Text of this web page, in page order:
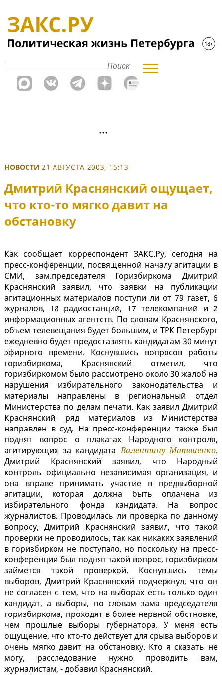
НОВОСТИ 21 АВГУСТА 2003, 15:13
Дмитрий Краснянский ощущает,
что кто-то мягко давит на
обстановку
Как сообщает корреспондент ЗАКС.Ру, сегодня на
пресс-конференции, посвященной началу агитации в
СМИ, зам.председателя Горизбиркома Дмитрий
Краснянский заявил, что заявки на публикации
агитационных материалов поступи ли от 79 газет, 6
журналов, 18 радиостанций, 17 телекомпаний и 2
информационных агентств. По словам Краснянского,
объем телевещания будет большим, и ТРК Петербург
ежедневно будет предоставлять кандидатам 30 минут
эфирного времени. Коснувшись вопросов работы
горизбиркома, Краснянский отметил, что
горизбиркомом было рассмотрено около 30 жалоб на
нарушения избирательного законодательства и
материалы направлены в региональный отдел
Министерства по делам печати. Как заявил Дмитрий
Краснянский, ряд материалов из Министерства
направлен в суд. На пресс-конференции также был
поднят вопрос о плакатах Народного контроля,
агитирующих за кандидатаВалентину Матвиенко.
Дмитрий Краснянский заявил, что Народный
контроль официально независимая организация, и
она вправе принимать участие в предвыборной
агитации, которая должна быть оплачена из
избирательного фонда кандидата. На вопрос
журналистов. Проводилась ли проверка по данному
вопросу, Дмитрий Краснянский заявил, что такой
проверки не проводилось, так как никаких заявлений
в горизбирком не поступало, но поскольку на пресс-
конференции был поднят такой вопрос, горизбирком
займется такой проверкой. Коснувшись темы
выборов, Дмитрий Краснянский подчеркнул, что он
не согласен с тем, что на выборах есть только один
кандидат, а выборы, по словам зама председателя
горизбиркома, проходят в более нервной обстновке,
чем прошлые выборы губернатора. У меня есть
ощущение, что кто-то действует для срыва выборов и
очень мягко давит на обстановку. Кто я сказать не
могу, расследование нужно проводить вам,
журналистам, - добавил Краснянский.